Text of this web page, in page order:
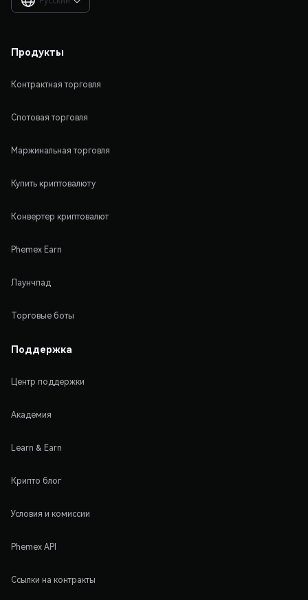
Продукты
Контрактная торговля
Спотовая торговля
Маржинальная торговля
Купить криптовалюту
Конвертер криптовалют
Phemex Earn
Лаунчпад
Торговые боты
Поддержка
Центр поддержки
Академия
Learn & Earn
Крипто блог
Условия и комиссии
Phemex API
Ссылки на контракты